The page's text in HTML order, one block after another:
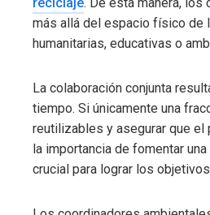
más allá del espacio físico de
humanitarias, educativas o
La colaboración conjunta
tiempo. Si únicamente una
reutilizables y asegurar que el
la importancia de fomentar
crucial para lograr los